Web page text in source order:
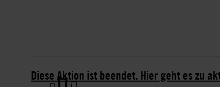
Diese Aktion ist beendet. Hier geht es zu